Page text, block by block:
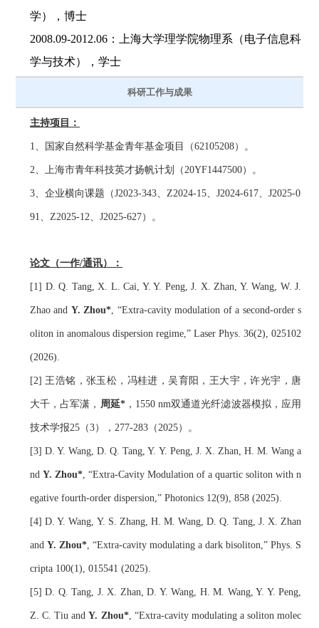
学），博士
2008.09-2012.06：上海大学理学院物理系（电子信息科
学与技术）， 学士
科研工作与成果
主持项目：
1、国家自然科学基金青年基金项目（62105208）。
2、上海市青年科技英才扬帆计划（20YF1447500）。
3、企业横向课题（J2023-343、Z2024-15、J2024-617、 J2025-0
91、 Z2025-12、 J2025-627）。
论文（一作/通讯）：
[1] D. Q. Tang, X. L. Cai, Y. Y. Peng, J. X. Zhan, Y. Wang, W. J.
Zhao and Y. Zhou*, “Extra-cavity modulation of a second-order s
oliton in anomalous dispersion regime,” Laser Phys. 36(2), 025102
(2026).
[2] 王浩铭，张玉松，冯桂进，吴育阳，王大宇，许光宇，唐
大千，占军潇， 周延*，1550 nm双通道光纤滤波器模拟，应用
技术学报25（3），277-283（2025）。
[3] D. Y. Wang, D. Q. Tang, Y. Y. Peng, J. X. Zhan, H. M. Wang a
nd Y. Zhou*, “Extra-Cavity Modulation of a quartic soliton with n
egative fourth-order dispersion,” Photonics 12(9), 858 (2025).
[4] D. Y. Wang, Y. S. Zhang, H. M. Wang, D. Q. Tang, J. X. Zhan
and Y. Zhou*, “Extra-cavity modulating a dark bisoliton,” Phys. S
cripta 100(1), 015541 (2025).
[5] D. Q. Tang, J. X. Zhan, D. Y. Wang, H. M. Wang, Y. Y. Peng,
Z. C. Tiu and Y. Zhou*, “Extra-cavity modulating a soliton molec